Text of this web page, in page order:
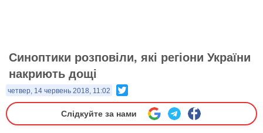
Синоптики розповіли, які регіони України
накриють дощі
четвер, 14 червень 2018, 11:02
Слідкуйте за нами